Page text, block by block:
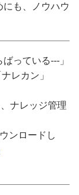
にも、ノウハウ
っている---」
レカン」
ナレッジ管理
ンロードし